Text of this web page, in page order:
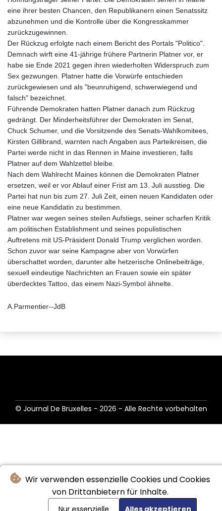
Wir verwenden essenzielle Cookies und Cookies
von Drittanbietern für Inhalte.
Nur essenzielle Alles akzeptieren
eine ihrer besten Chancen, den Republikanern einen Senatssitz
abzunehmen und die Kontrolle über die Kongresskammer
zurückzugewinnen.
Der Rückzug erfolgte nach einem Bericht des Portals "Politico".
Demnach wirft eine 41-jährige frühere Partnerin Platner vor, er
habe sie Ende 2021 gegen ihren wiederholten Widerspruch zum
Sex gezwungen. Platner hatte die Vorwürfe entschieden
zurückgewiesen und als "beunruhigend, schwerwiegend und
falsch" bezeichnet.
Führende Demokraten hatten Platner danach zum Rückzug
gedrängt. Der Minderheitsführer der Demokraten im Senat,
Chuck Schumer, und die Vorsitzende des Senats-Wahlkomitees,
Kirsten Gillibrand, warnten nach Angaben aus Parteikreisen, die
Partei werde nicht in das Rennen in Maine investieren, falls
Platner auf dem Wahlzettel bleibe.
Nach dem Wahlrecht Maines können die Demokraten Platner
ersetzen, weil er vor Ablauf einer Frist am 13. Juli ausstieg. Die
Partei hat nun bis zum 27. Juli Zeit, einen neuen Kandidaten oder
eine neue Kandidatin zu bestimmen.
Platner war wegen seines steilen Aufstiegs, seiner scharfen Kritik
am politischen Establishment und seines populistischen
Auftretens mit US-Präsident Donald Trump verglichen worden.
Schon zuvor war seine Kampagne aber von Vorwürfen
überschattet worden, darunter alte hetzerische Onlinebeiträge,
sexuell eindeutige Nachrichten an Frauen sowie ein später
überdecktes Tattoo, das einem Nazi-Symbol ähnelte.
A.Parmentier--JdB
© Journal De Bruxelles - 2026 - Alle Rechte vorbehalten